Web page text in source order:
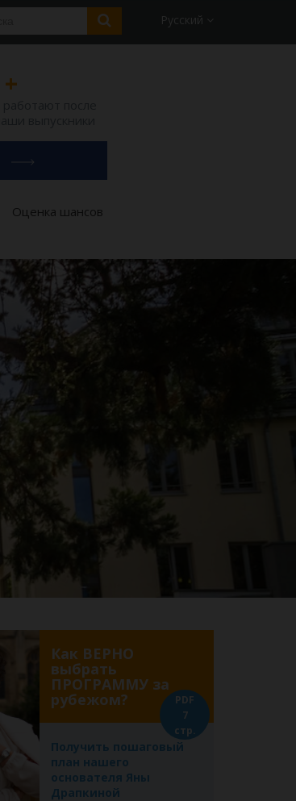
Русский
+
Оценка шансов
Как ВЕРНО
выбрать
ПРОГРАММУ за
рубежом?
Получить пошаговый
план нашего
основателя Яны
Драпкиной
PDF
7
стр.